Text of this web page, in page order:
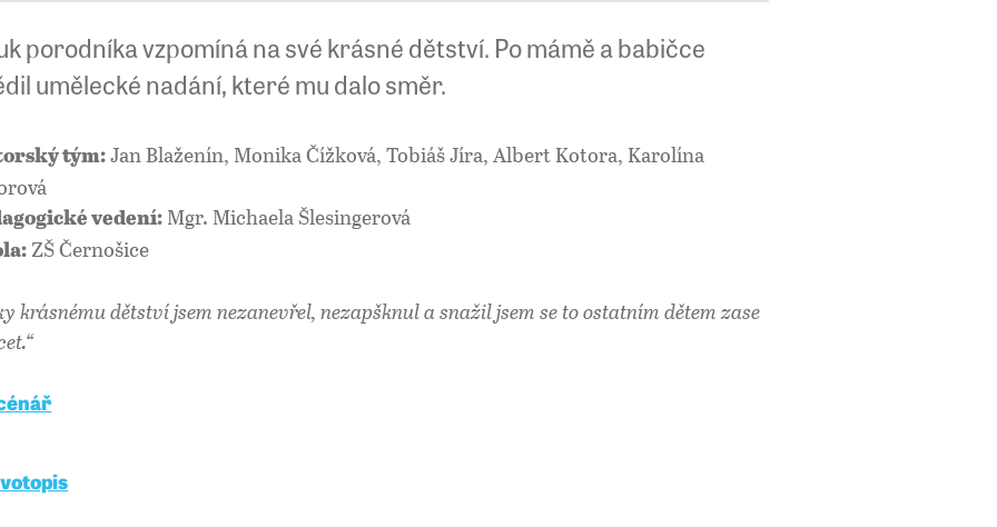
porodníka vzpomíná na své krásné dětství. Po mámě a babičce
umělecké nadání, které mu dalo směr.
tým: Jan Blaženín, Monika Čížková, Tobiáš Jíra, Albert Kotora, Karolína
vedení: Mgr. Michaela Šlesingerová
ZŠ Černošice
krásnému dětství jsem nezanevřel, nezapšknul a snažil jsem se to ostatním dětem zase